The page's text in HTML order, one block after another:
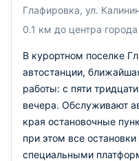
Глафировка, ул.
0.1 км до центра города
В курортном поселке
автостанции,
работы: с пяти
вечера. Обслуживают
края остановочные
при этом все
специальными